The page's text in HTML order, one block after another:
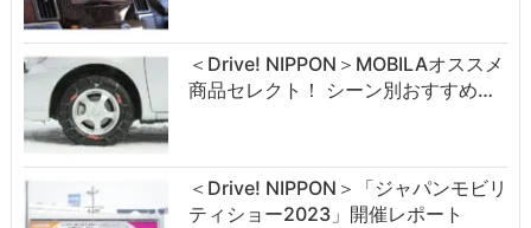
＜Drive! NIPPON＞MOBILAオススメ
商品セレクト！ シーン別おすすめ…
＜Drive! NIPPON＞「ジャパンモビリ
ティショー2023」開催レポート